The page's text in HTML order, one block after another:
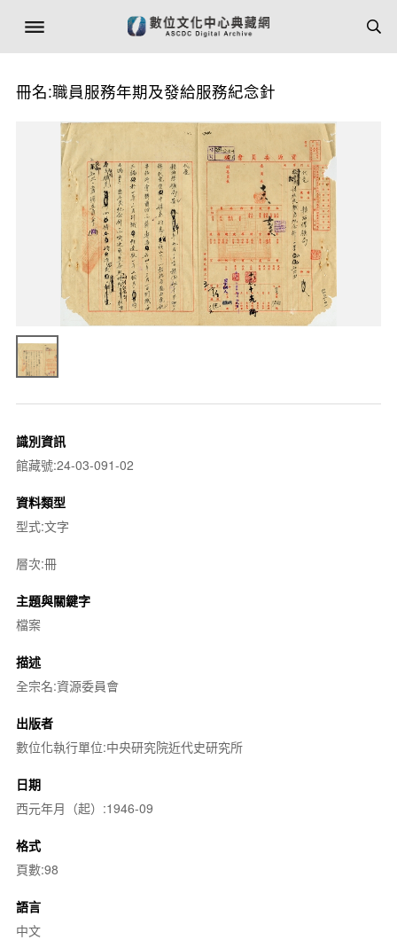
冊名:職員服務年期及發給服務紀念針
識別資訊
館藏號:24-03-091-02
資料類型
型式:文字
層次:冊
主題與關鍵字
檔案
描述
全宗名:資源委員會
出版者
數位化執行單位:中央研究院近代史研究所
日期
西元年月（起）:1946-09
格式
頁數:98
語言
中文